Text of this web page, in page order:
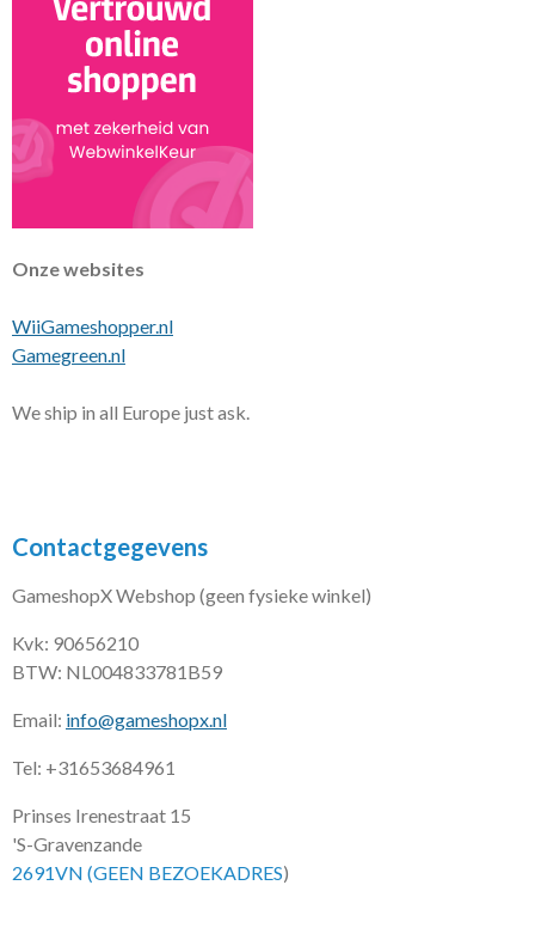
Onze websites
WiiGameshopper.nl
Gamegreen.nl
We ship in all Europe just ask.
Contactgegevens
GameshopX Webshop (geen fysieke winkel)
Kvk: 90656210
BTW: NL004833781B59
Email: info@gameshopx.nl
Tel: +31653684961
Prinses Irenestraat 15
'S-Gravenzande
2691VN (GEEN BEZOEKADRES)